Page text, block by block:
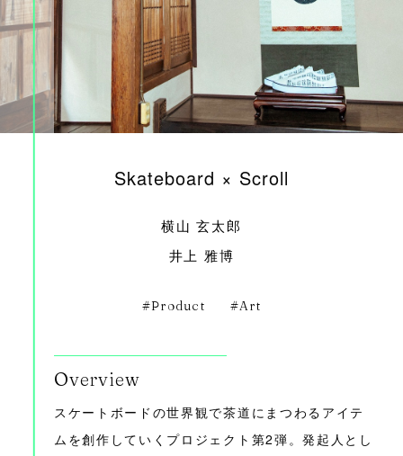
Skateboard × Scroll
横山 玄太郎
井上 雅博
Product Art
Overview
スケートボードの世界観で茶道にまつわるアイテ
ムを創作していくプロジェクト第2弾。発起人とし